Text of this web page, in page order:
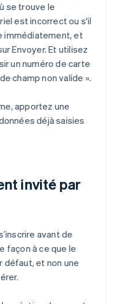
se trouve le
est incorrect ou s'il
immédiatement, et
Envoyer. Et utilisez
un numéro de carte
champ non valide ».
apportez une
déjà saisies
invité par
avant de
façon à ce que le
défaut, et non une